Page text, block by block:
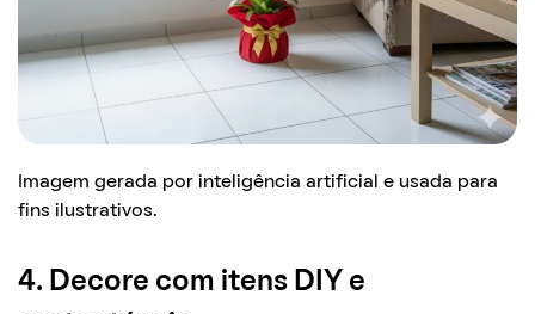
Imagem gerada por inteligência artificial e usada para
fins ilustrativos.
4. Decore com itens DIY e